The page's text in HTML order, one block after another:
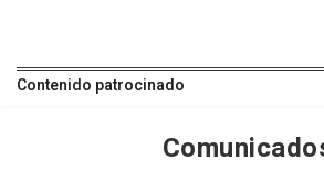
Contenido patrocinado